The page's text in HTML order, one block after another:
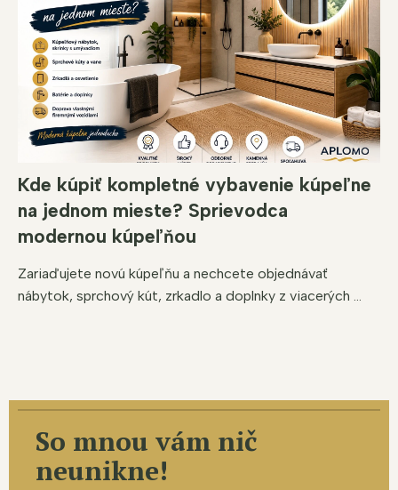
Kde kúpiť kompletné vybavenie kúpeľne
na jednom mieste? Sprievodca
modernou kúpeľňou
Zariaďujete novú kúpeľňu a nechcete objednávať
nábytok, sprchový kút, zrkadlo a doplnky z viacerých ...
So mnou vám nič
neunikne!